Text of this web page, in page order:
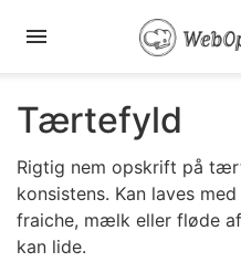
Tærtefyld
Rigtig nem opskrift på
konsistens. Kan laves
fraiche, mælk eller fløde
kan lide.